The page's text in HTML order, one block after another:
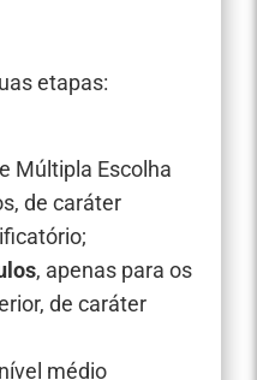
etapas:
Múltipla Escolha
de caráter
, apenas para os
de caráter
médio